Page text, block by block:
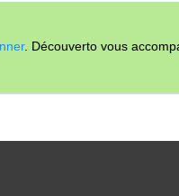
. Découverto vous